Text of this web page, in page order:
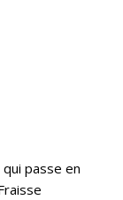
passe en